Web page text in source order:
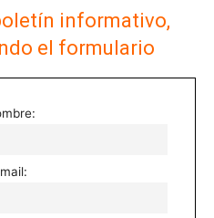
informativo,
el formulario